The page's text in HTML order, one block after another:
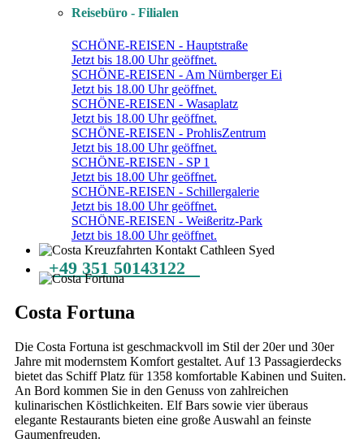
Reisebüro - Filialen
SCHÖNE-REISEN - Hauptstraße
Jetzt bis 18.00 Uhr geöffnet.
SCHÖNE-REISEN - Am Nürnberger Ei
Jetzt bis 18.00 Uhr geöffnet.
SCHÖNE-REISEN - Wasaplatz
Jetzt bis 18.00 Uhr geöffnet.
SCHÖNE-REISEN - ProhlisZentrum
Jetzt bis 18.00 Uhr geöffnet.
SCHÖNE-REISEN - SP 1
Jetzt bis 18.00 Uhr geöffnet.
SCHÖNE-REISEN - Schillergalerie
Jetzt bis 18.00 Uhr geöffnet.
SCHÖNE-REISEN - Weißeritz-Park
Jetzt bis 18.00 Uhr geöffnet.
+49 351 50143122
Costa Fortuna
Die Costa Fortuna ist geschmackvoll im Stil der 20er und 30er
Jahre mit modernstem Komfort gestaltet. Auf 13 Passagierdecks
bietet das Schiff Platz für 1358 komfortable Kabinen und Suiten.
An Bord kommen Sie in den Genuss von zahlreichen
kulinarischen Köstlichkeiten. Elf Bars sowie vier überaus
elegante Restaurants bieten eine große Auswahl an feinste
Gaumenfreuden.